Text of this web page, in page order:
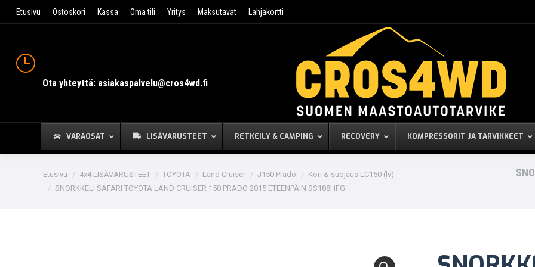
Etusivu Ostoskori Kassa Oma tili Yritys Maksutavat Lahjakortti
Ota yhteyttä: asiakaspalvelu@cros4wd.fi
VARAOSAT LISÄVARUSTEET RETKEILY & CAMPING RECOVERY KOMPRESSORIT JA TARVIKKEET
You are here:
Etusivu 4x4 LISÄVARUSTEET TOYOTA Land Cruiser J150 Prado
Kori & suojaus LC150 (lv)
SNORKKELI SAFARI TOYOTA LAND CRUISER 150 PRADO 2015 ETEENPÄIN SS188HFG